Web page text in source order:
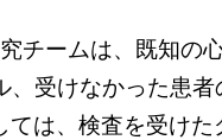
チームは、既知の
、受けなかった患
ては、検査を受け